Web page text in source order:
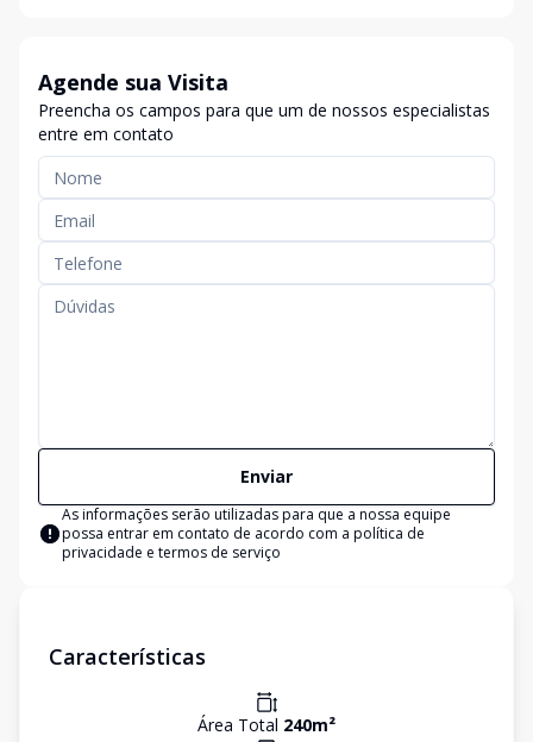
Agende sua Visita
Preencha os campos para que um de nossos especialistas
entre em contato
Enviar
As informações serão utilizadas para que a nossa equipe
possa entrar em contato de acordo com a política de
privacidade e termos de serviço
Características
Área Total 240m²